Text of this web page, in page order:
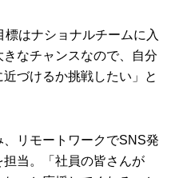
はナショナルチームに入
なチャンスなので、自分
づけるか挑戦したい」と
リモートワークでSNS発
当。「社員の皆さんが